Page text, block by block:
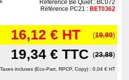
Référence Be Quiet : BC072
Référence PC21 : BET0362
16,12 € HT (19,90)
19,34 € TTC (23,88)
Taxes incluses (Eco-Part, RPCP, Copy) : 0,04 € HT